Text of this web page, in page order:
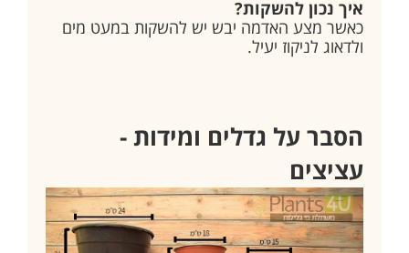
איך נכון להשקות?
כאשר מצע האדמה יבש יש להשקות במעט מים
ולדאוג לניקוז יעיל.
הסבר על גדלים ומידות -
עציצים